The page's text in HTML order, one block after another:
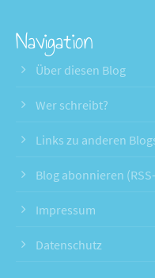
Navigation
Über diesen Blog
Wer schreibt?
Links zu anderen
Blog abonnieren
Impressum
Datenschutz